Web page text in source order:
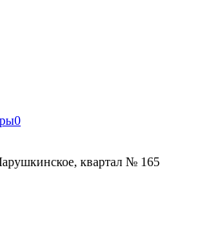
0
квартал № 165